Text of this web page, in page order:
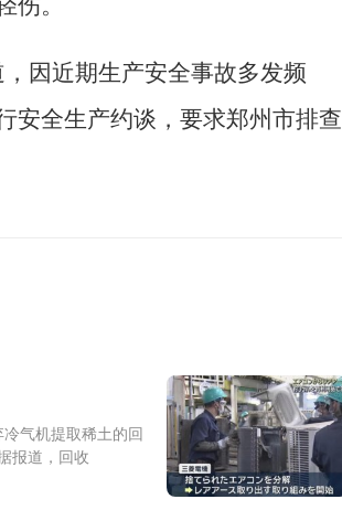
伤。
因近期生产安全事故多发频
安全生产约谈，要求郑州市排查
气机提取稀土的回
报道，回收